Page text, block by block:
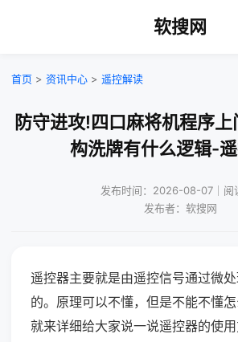
软搜网
首页 > 资讯中心 > 遥控解读
防守进攻!四口麻将机程序
构洗牌有什么逻辑-
发布时间：2026-08-07｜阅
发布者：软搜网
遥控器主要就是由遥控信号通过微
的。原理可以不懂，但是不能不懂
就来详细给大家说一说遥控器的使用